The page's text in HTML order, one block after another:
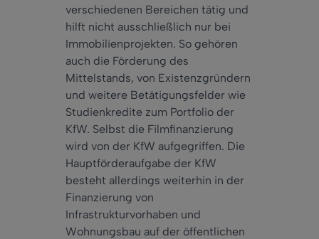
verschiedenen Bereichen tätig und
hilft nicht ausschließlich nur bei
Immobilienprojekten. So gehören
auch die Förderung des
Mittelstands, von Existenzgründern
und weitere Betätigungsfelder wie
Studienkredite zum Portfolio der
KfW. Selbst die Filmfinanzierung
wird von der KfW aufgegriffen. Die
Hauptförderaufgabe der KfW
besteht allerdings weiterhin in der
Finanzierung von
Infrastrukturvorhaben und
Wohnungsbau auf der öffentlichen